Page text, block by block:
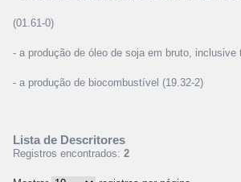
(01.61-0)
- a produção de óleo de soja em bruto, inclusive
- a produção de biocombustível (19.32-2)
Lista de Descritores
Registros encontrados: 2